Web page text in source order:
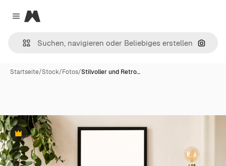
Close menu
Magnific
Nach
Startseite/Stock/Fotos/Stilvoller und Retro…
Premium